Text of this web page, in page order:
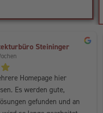
Steininger
Homepage hier
Es werden gute,
gefunden und an